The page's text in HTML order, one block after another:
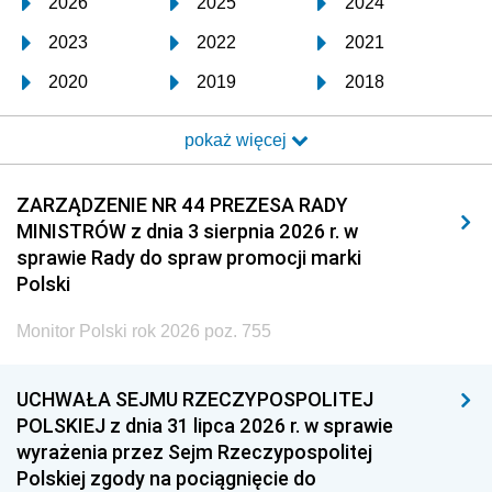
2023 2022 2021
2020 2019 2018
2017 2016 2015
2014 2013 2012
2011 2010 2009
2008 2007 2006
2005
1996 1995 1994
1993 1992 1991
1990 1989
pokaż więcej
ZARZĄDZENIE NR 44 PREZESA RADY
MINISTRÓW z dnia 3 sierpnia 2026 r. w
sprawie Rady do spraw promocji marki
Polski
Monitor Polski rok 2026 poz. 755
UCHWAŁA SEJMU RZECZYPOSPOLITEJ
POLSKIEJ z dnia 31 lipca 2026 r. w sprawie
wyrażenia przez Sejm Rzeczypospolitej
Polskiej zgody na pociągnięcie do